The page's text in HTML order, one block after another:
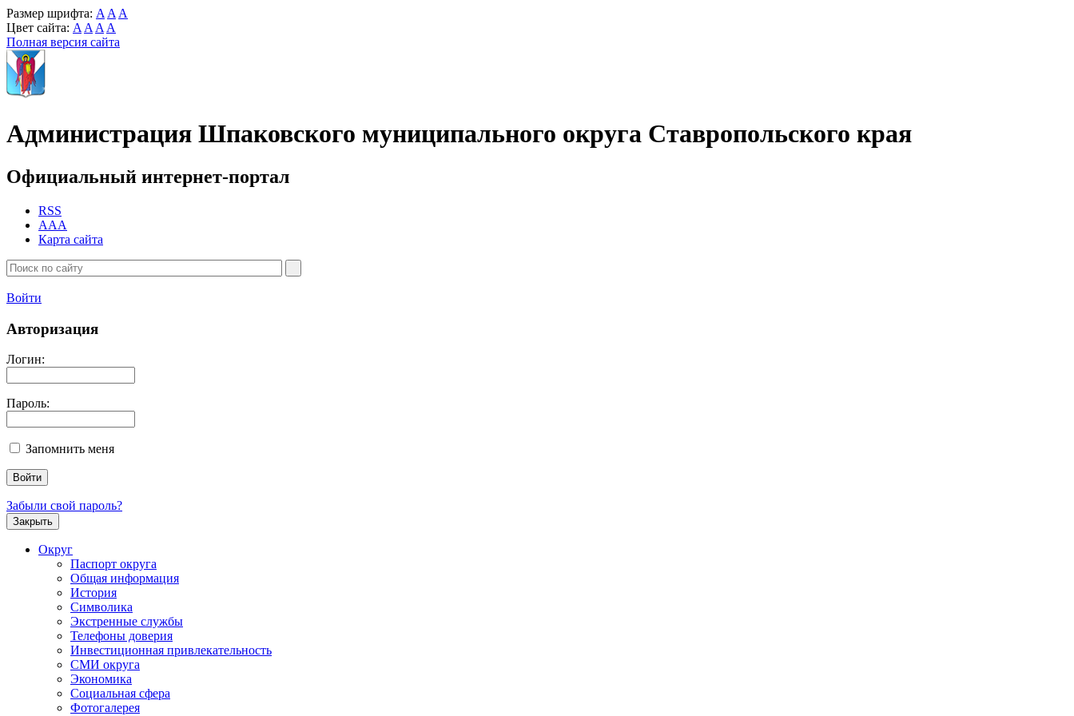
Размер шрифта: A A A
Цвет сайта: A A A A
Полная версия сайта
Администрация Шпаковского муниципального округа Ставропольского края
Официальный интернет-портал
RSS
AAA
Карта сайта
Войти
Авторизация
Логин:
Пароль:
Запомнить меня
Забыли свой пароль?
Закрыть
Округ
Паспорт округа
Общая информация
История
Символика
Экстренные службы
Телефоны доверия
Инвестиционная привлекательность
СМИ округа
Экономика
Социальная сфера
Фотогалерея